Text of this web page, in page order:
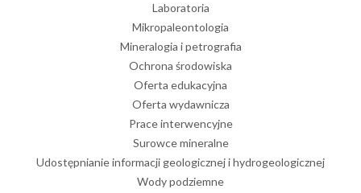
Laboratoria
Mikropaleontologia
Mineralogia i petrografia
Ochrona środowiska
Oferta edukacyjna
Oferta wydawnicza
Prace interwencyjne
Surowce mineralne
Udostępnianie informacji geologicznej i hydrogeologicznej
Wody podziemne